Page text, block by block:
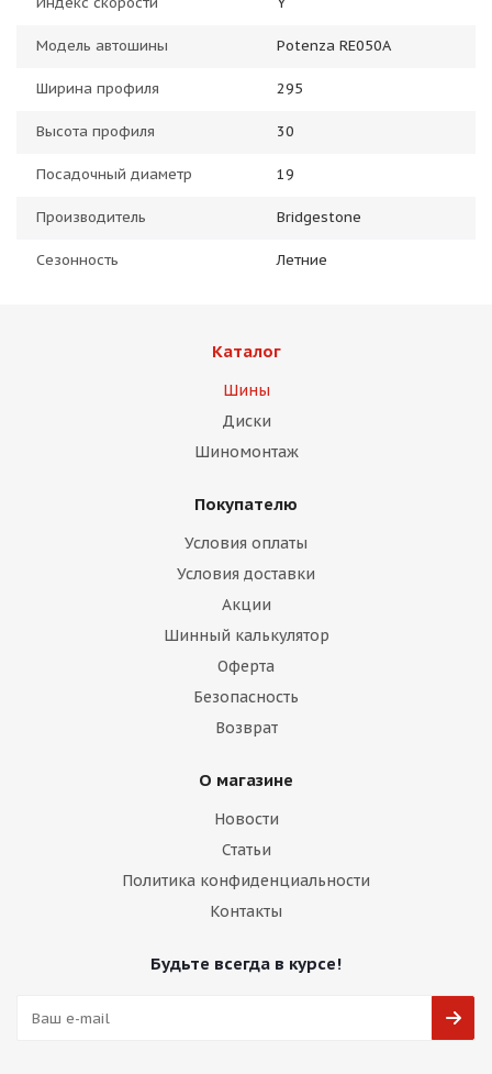
Модель автошины Potenza RE050A
Ширина профиля 295
Высота профиля 30
Посадочный диаметр 19
Производитель Bridgestone
Сезонность Летние
Каталог
Шины
Диски
Шиномонтаж
Покупателю
Условия оплаты
Условия доставки
Акции
Шинный калькулятор
Оферта
Безопасность
Возврат
О магазине
Новости
Статьи
Политика конфиденциальности
Контакты
Будьте всегда в курсе!